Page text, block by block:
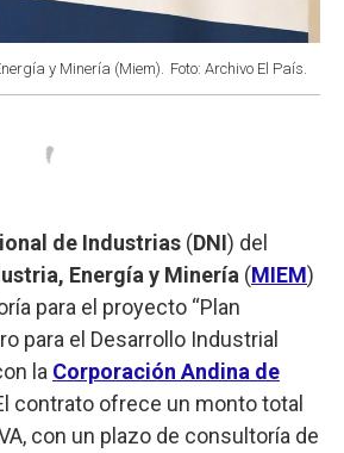
y Minería (Miem). Foto: Archivo El País.
de Industrias (DNI) del
Energía y Minería (MIEM)
para el proyecto “Plan
para el Desarrollo Industrial
la Corporación Andina de
contrato ofrece un monto total
con un plazo de consultoría de